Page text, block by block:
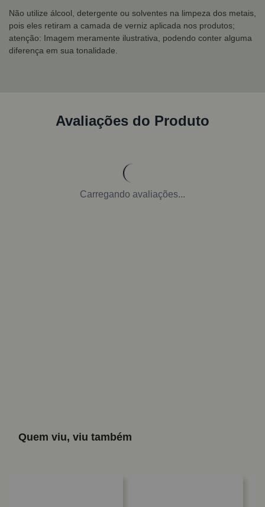
Não utilize álcool, detergente ou solventes na limpeza dos metais,
pois eles retiram a camada de verniz aplicada nos produtos;
atenção: Imagem meramente ilustrativa, podendo conter alguma
diferença em sua tonalidade.
Avaliações do Produto
Carregando avaliações...
Quem viu, viu também